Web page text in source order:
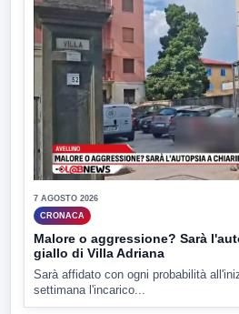
7 AGOSTO 2026
CRONACA
Malore o aggressione? Sarà
giallo di Villa Adriana
Sarà affidato con ogni probabilità
settimana l'incarico...